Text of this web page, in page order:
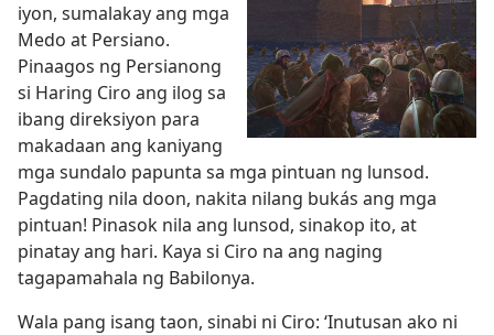
iyon, sumalakay ang mga
Medo at Persiano.
Pinaagos ng Persianong
si Haring Ciro ang ilog sa
ibang direksiyon para
makadaan ang kaniyang
mga sundalo papunta sa mga pintuan ng lunsod.
Pagdating nila doon, nakita nilang bukás ang mga
pintuan! Pinasok nila ang lunsod, sinakop ito, at
pinatay ang hari. Kaya si Ciro na ang naging
tagapamahala ng Babilonya.
Wala pang isang taon, sinabi ni Ciro: ‘Inutusan ako ni